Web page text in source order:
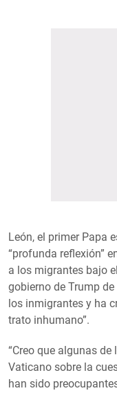
León, el primer Papa
“profunda reflexión”
a los migrantes bajo
gobierno de Trump
los inmigrantes y ha
trato inhumano”.
“Creo que algunas
Vaticano sobre la
han sido